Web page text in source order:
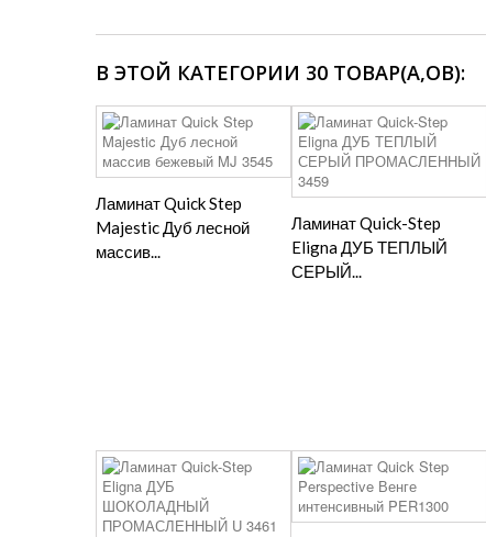
В ЭТОЙ КАТЕГОРИИ 30 ТОВАР(А,ОВ):
Ламинат Quick Step
Majestic Дуб лесной
массив...
Ламинат Quick-Step
Eligna ДУБ ТЕПЛЫЙ
СЕРЫЙ...